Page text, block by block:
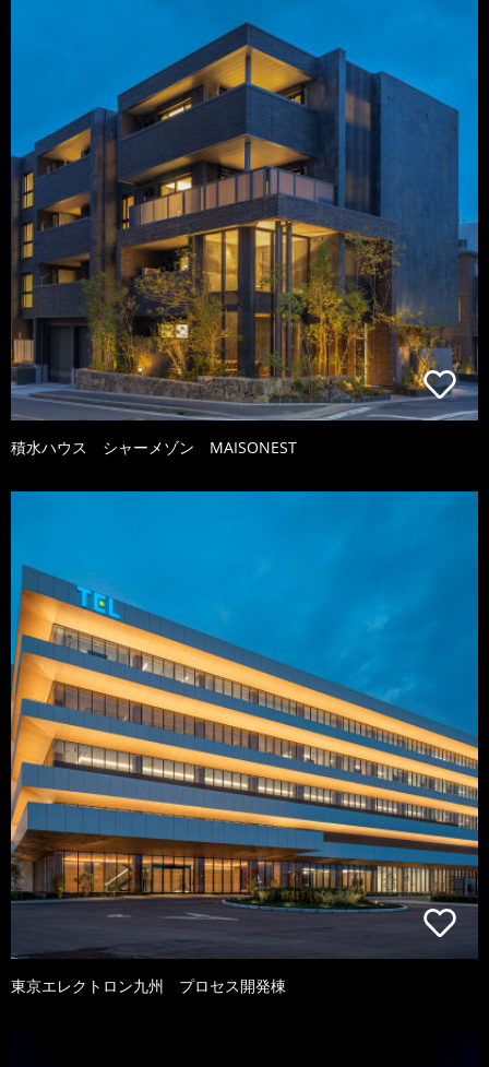
積水ハウス シャーメゾン MAISONEST
東京エレクトロン九州 プロセス開発棟